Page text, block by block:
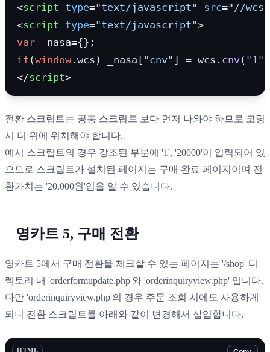
<script type="text/javascript" src="//
<script type="text/javascript">
var
if (window.wcs ) _nasa[ "cnv" ] = wcs. cnv( "1"
</script>
전환 스크립트는 공통 스크립트 보다 먼저 나와야 하므로 코딩
시 더 위에 위치해야 합니다.
예시 스크립트의 경우 강조된 부분에 '1', '20000'이 입력되어 있
으므로 스크립트가 설치된 페이지는 구매 완료 페이지이며 전
환가치는 '20,000원'임을 알 수 있습니다.
영카트 5, 구매 전환
영카트 5에서 구매 전환을 체크할 수 있는 페이지는 '/shop' 디
렉토리 내 'orderformupdate.php'와 'orderinquiryview.php' 입니다.
다만 'orderinquiryview.php'의 경우 주문 조회 시에도 사용하게
되니 전환 스크립트를 아래와 같이 변경해서 삽입합니다.
HTML